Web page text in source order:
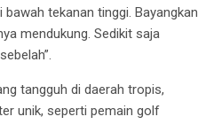
tekanan tinggi. Bayangkan
mendukung. Sedikit saja
tangguh di daerah tropis,
unik, seperti pemain golf